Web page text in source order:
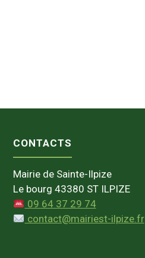
CONTACTS
Mairie de Sainte-Ilpize
Le bourg 43380 ST ILPIZE
09 64 37 29 74
contact@mairiest-ilpize.fr